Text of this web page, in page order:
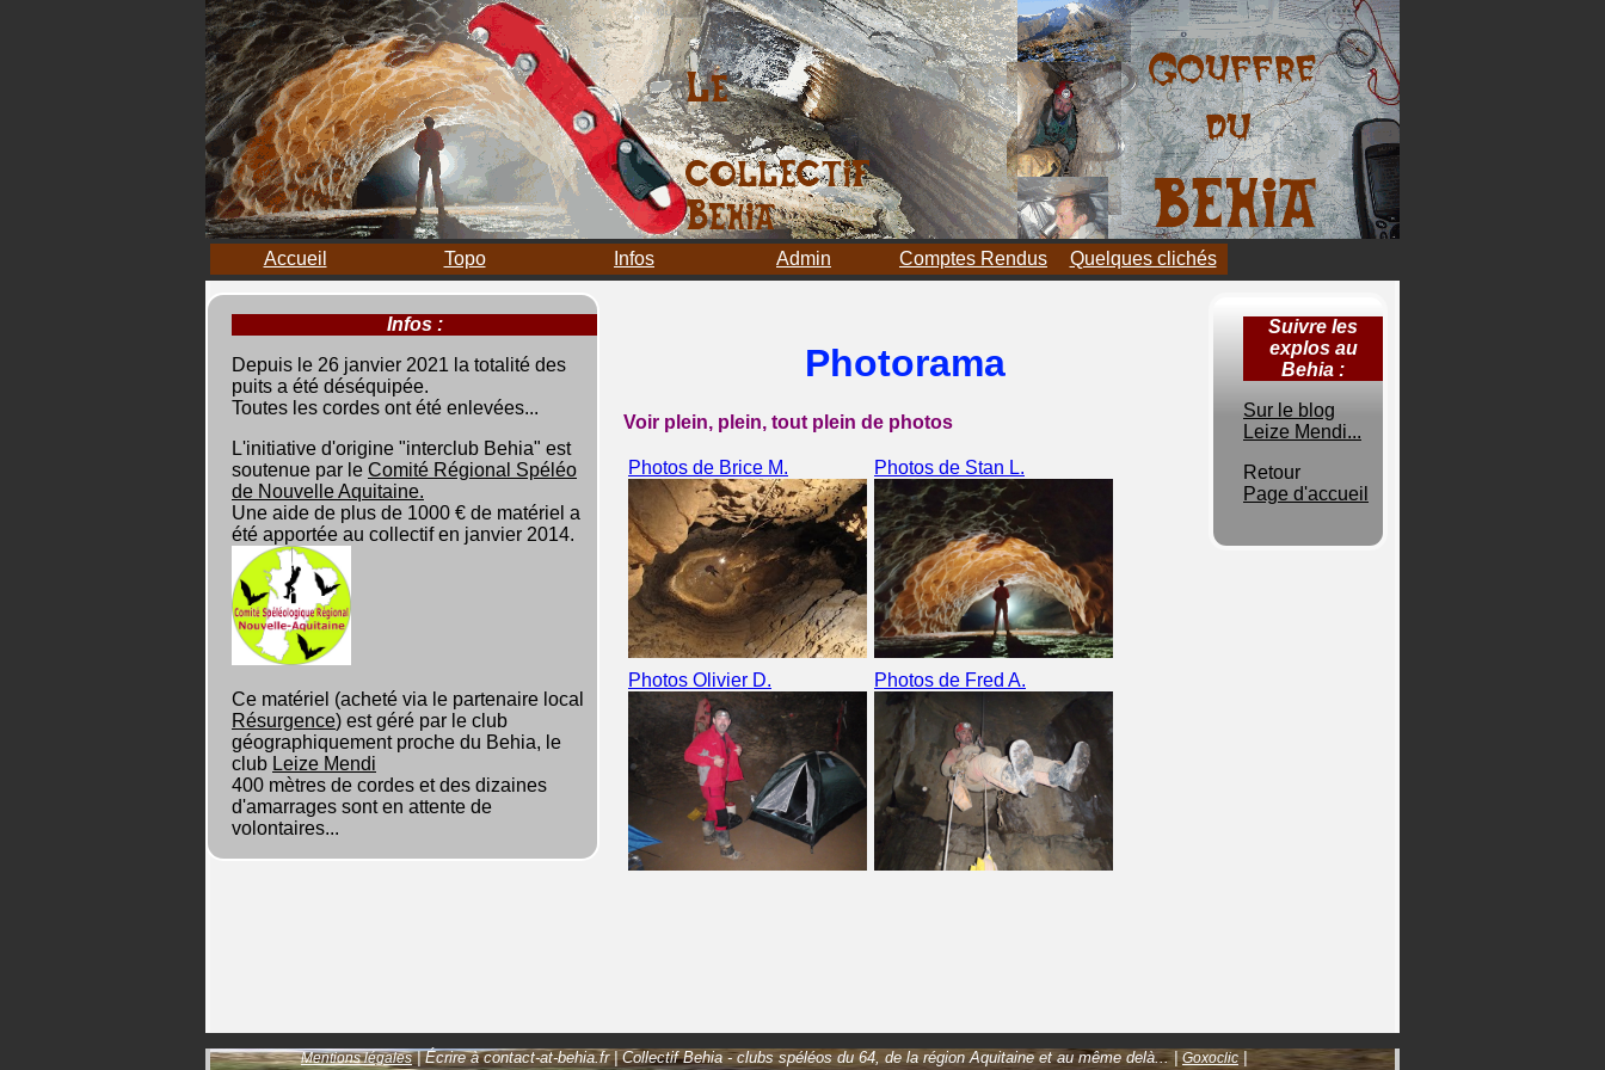
Accueil Topo Infos Admin Comptes Rendus Quelques clichés
Infos :
Depuis le 26 janvier 2021 la totalité des
puits a été déséquipée.
Toutes les cordes ont été enlevées...
L'initiative d'origine "interclub Behia" est
soutenue par le Comité Régional Spéléo
de Nouvelle Aquitaine.
Une aide de plus de 1000 € de matériel a
été apportée au collectif en janvier 2014.
Ce matériel (acheté via le partenaire local
Résurgence) est géré par le club
géographiquement proche du Behia, le
club Leize Mendi
400 mètres de cordes et des dizaines
d'amarrages sont en attente de
volontaires...
Suivre les
explos au
Behia :
Sur le blog
Leize Mendi...
Retour
Page d'accueil
Photorama
Voir plein, plein, tout plein de photos
Photos de Brice M. Photos de Stan L.
Photos Olivier D. Photos de Fred A.
Mentions légales| Écrire à contact-at-behia.fr | Collectif Behia - clubs spéléos du 64, de la région Aquitaine et au même delà... | Goxoclic